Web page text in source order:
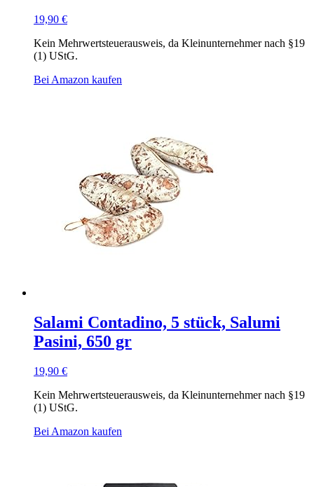
19,90 €
Kein Mehrwertsteuerausweis, da Kleinunternehmer nach §19
(1) UStG.
Bei Amazon kaufen
Salami Contadino, 5 stück, Salumi
Pasini, 650 gr
19,90 €
Kein Mehrwertsteuerausweis, da Kleinunternehmer nach §19
(1) UStG.
Bei Amazon kaufen